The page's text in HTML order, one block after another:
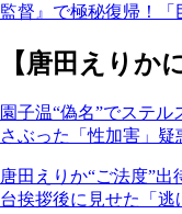
監督』で極秘復帰！「
【唐田えりか
園子温“偽名”でステ
さぶった「性加害」疑
唐田えりか“ご法度”
台挨拶後に見せた「逃